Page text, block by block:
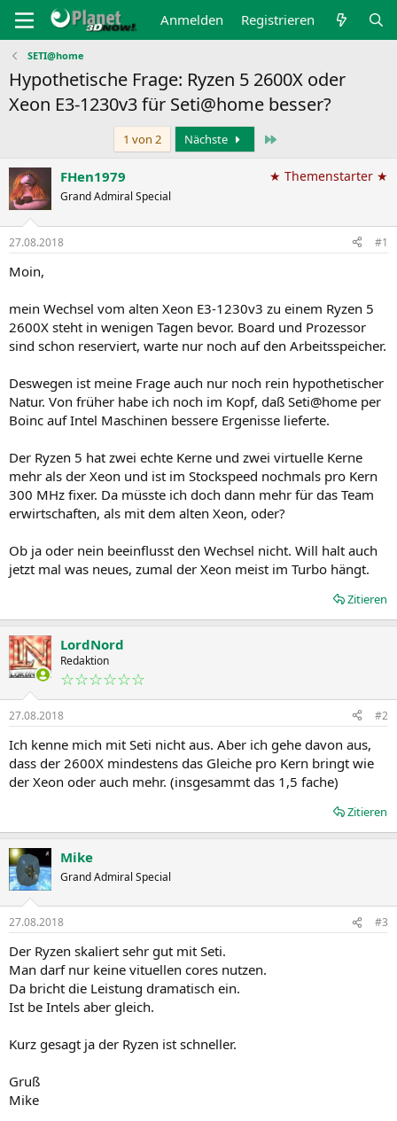
Anmelden Registrieren
SETI@home
Hypothetische Frage: Ryzen 5 2600X oder
Xeon E3-1230v3 für Seti@home besser?
1 von 2 Nächste
FHen1979
Grand Admiral Special
★ Themenstarter ★
27.08.2018 #1
Moin,
mein Wechsel vom alten Xeon E3-1230v3 zu einem Ryzen 5
2600X steht in wenigen Tagen bevor. Board und Prozessor
sind schon reserviert, warte nur noch auf den Arbeitsspeicher.
Deswegen ist meine Frage auch nur noch rein hypothetischer
Natur. Von früher habe ich noch im Kopf, daß Seti@home per
Boinc auf Intel Maschinen bessere Ergenisse lieferte.
Der Ryzen 5 hat zwei echte Kerne und zwei virtuelle Kerne
mehr als der Xeon und ist im Stockspeed nochmals pro Kern
300 MHz fixer. Da müsste ich doch dann mehr für das Team
erwirtschaften, als mit dem alten Xeon, oder?
Ob ja oder nein beeinflusst den Wechsel nicht. Will halt auch
jetzt mal was neues, zumal der Xeon meist im Turbo hängt.
Zitieren
LordNord
Redaktion
☆☆☆☆☆☆
27.08.2018 #2
Ich kenne mich mit Seti nicht aus. Aber ich gehe davon aus,
dass der 2600X mindestens das Gleiche pro Kern bringt wie
der Xeon oder auch mehr. (insgesammt das 1,5 fache)
Zitieren
Mike
Grand Admiral Special
27.08.2018 #3
Der Ryzen skaliert sehr gut mit Seti.
Man darf nur keine vituellen cores nutzen.
Da bricht die Leistung dramatisch ein.
Ist be Intels aber gleich.
Kurz gesagt ja der Ryzen ist schneller.
Gruß
Mike